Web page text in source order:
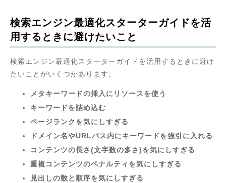
検索エンジン最適化スターターガイドを活
用するときに避けたいこと
検索エンジン最適化スターターガイドを活用するときに避け
たいことがいくつかあります。
メタキーワードの挿入にリソースを使う
キーワードを詰め込む
ページランクを気にしすぎる
ドメイン名やURLパス内にキーワードを強引に入れる
コンテンツの長さ(文字数の多さ)を気にしすぎる
重複コンテンツのペナルティを気にしすぎる
見出しの数と順序を気にしすぎる